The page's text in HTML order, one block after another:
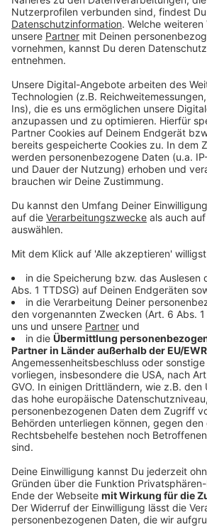
Diese Ereignisse haben ihn tief
beeinflussten die thematische
Albums. Viele der Songs und Videos
wurden in Los Angeles gedreht, was
Verbindung zur Stadt unterstreicht.
auch die Bedeutung von Live-Musik
Atmosphäre, die bei Konzerten
darauf, das neue Album auf Tour zu
die Songs live zu performen.
ist der Song "Family Trees", in dem
Einsatz von KI-Technologie ein Duett
verstorbenen Vater singt, was für ihn
emotionaler und persönlicher
Das Interview verdeutlicht Milows
Verbundenheit mit seiner Musik und
prägen. Sein neues Album "Boy
eine Art "intime Reflexion seiner
Gefühle", geformt durch persönliche
Ereignisse.
Anzeige
Kreative Freiheit für Milow
Anzeige
Im Interview betonte Milow
Freiheit und die persönliche
Schreiben und Produzieren seines